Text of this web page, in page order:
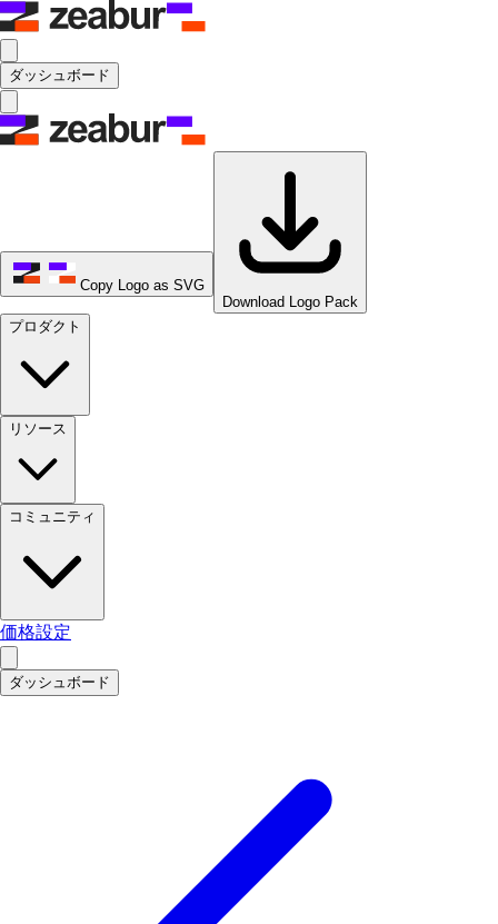
ダッシュボード
Copy Logo as SVG
Download Logo Pack
プロダクト
リソース
コミュニティ
価格設定
ダッシュボード